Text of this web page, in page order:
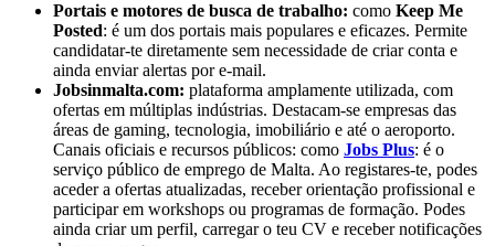
Portais e motores de busca de trabalho: como Keep Me
Posted: é um dos portais mais populares e eficazes. Permite
candidatar-te diretamente sem necessidade de criar conta e
ainda enviar alertas por e-mail.
Jobsinmalta.com: plataforma amplamente utilizada, com
ofertas em múltiplas indústrias. Destacam-se empresas das
áreas de gaming, tecnologia, imobiliário e até o aeroporto.
Canais oficiais e recursos públicos: como Jobs Plus: é o
serviço público de emprego de Malta. Ao registares-te, podes
aceder a ofertas atualizadas, receber orientação profissional e
participar em workshops ou programas de formação. Podes
ainda criar um perfil, carregar o teu CV e receber notificações